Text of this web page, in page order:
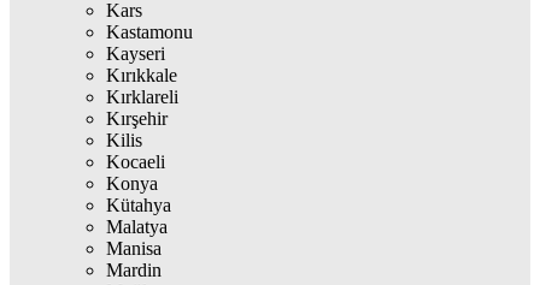
Kars
Kastamonu
Kayseri
Kırıkkale
Kırklareli
Kırşehir
Kilis
Kocaeli
Konya
Kütahya
Malatya
Manisa
Mardin